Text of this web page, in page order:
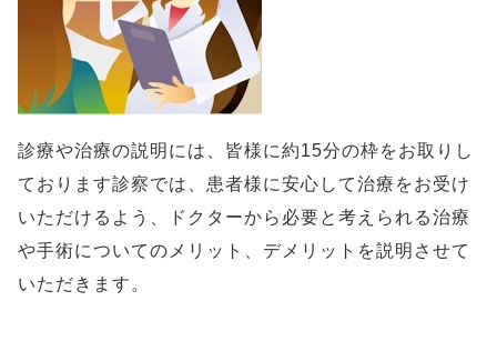
診療や治療の説明には、皆様に約15分の枠をお取りし
ております診察では、患者様に安心して治療をお受け
いただけるよう、ドクターから必要と考えられる治療
や手術についてのメリット、デメリットを説明させて
いただきます。